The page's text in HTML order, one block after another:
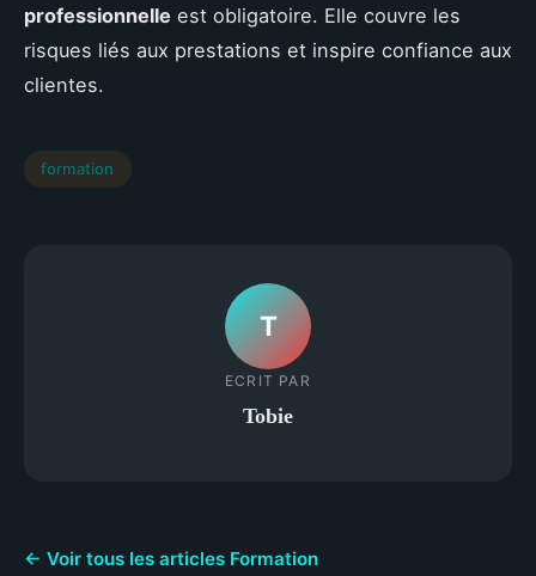
professionnelle est obligatoire. Elle couvre les
risques liés aux prestations et inspire confiance aux
clientes.
formation
T
ECRIT PAR
Tobie
← Voir tous les articles Formation